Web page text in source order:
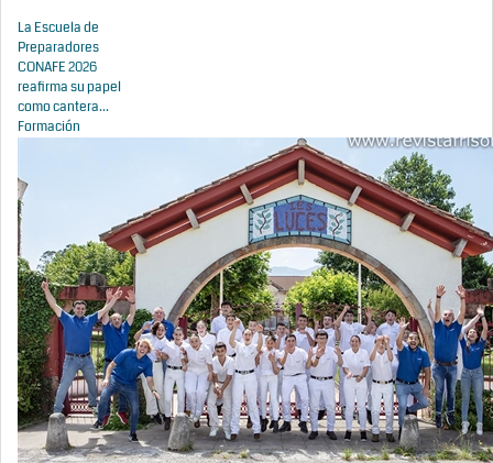
La Escuela de
Preparadores
CONAFE 2026
reafirma su papel
como cantera...
Formación